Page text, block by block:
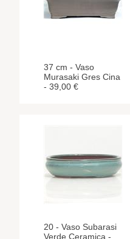
37 cm - Vaso
Murasaki Gres Cina
- 39,00 €
20 - Vaso Subarasi
Verde Ceramica -